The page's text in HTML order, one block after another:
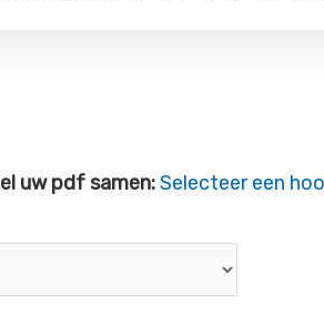
uw pdf samen:Selecteer een